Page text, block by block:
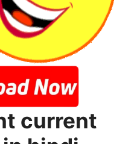
current